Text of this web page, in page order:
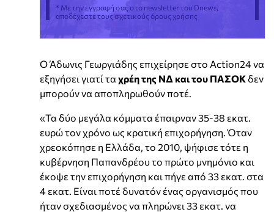
* Με την εγγραφή σας στο newsletter του Dnews,
αποδέχεστε τους σχετικούς όρους χρήσης
Ο Άδωνις Γεωργιάδης επιχείρησε στο Action24 να
εξηγήσει γιατί τα χρέη της ΝΔ και του ΠΑΣΟΚδεν
μπορούν να αποπληρωθούν ποτέ.
«Τα δύο μεγάλα κόμματα έπαιρναν 35-38 εκατ.
ευρώ τον χρόνο ως κρατική επιχορήγηση. Όταν
χρεοκόπησε η Ελλάδα, το 2010, ψήφισε τότε η
κυβέρνηση Παπανδρέου το πρώτο μνημόνιο και
έκοψε την επιχορήγηση και πήγε από 33 εκατ. στα
4 εκατ. Είναι ποτέ δυνατόν ένας οργανισμός που
ήταν σχεδιασμένος να πληρώνει 33 εκατ. να